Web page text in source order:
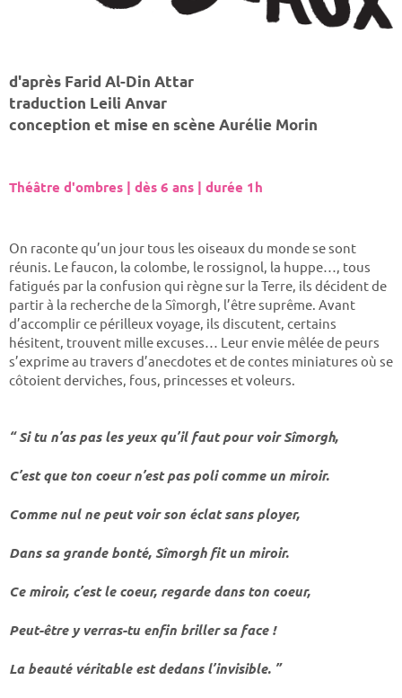
d'après Farid Al-Din Attar
traduction Leili Anvar
conception et mise en scène Aurélie Morin
Théâtre d'ombres | dès 6 ans | durée 1h
On raconte qu’un jour tous les oiseaux du monde se sont
réunis. Le faucon, la colombe, le rossignol, la huppe…, tous
fatigués par la confusion qui règne sur la Terre, ils décident de
partir à la recherche de la Sîmorgh, l’être suprême. Avant
d’accomplir ce périlleux voyage, ils discutent, certains
hésitent, trouvent mille excuses… Leur envie mêlée de peurs
s’exprime au travers d’anecdotes et de contes miniatures où se
côtoient derviches, fous, princesses et voleurs.
“ Si tu n’as pas les yeux qu’il faut pour voir Sîmorgh,
C’est que ton coeur n’est pas poli comme un miroir.
Comme nul ne peut voir son éclat sans ployer,
Dans sa grande bonté, Sîmorgh fit un miroir.
Ce miroir, c’est le coeur, regarde dans ton coeur,
Peut-être y verras-tu enfin briller sa face !
La beauté véritable est dedans l’invisible. ”